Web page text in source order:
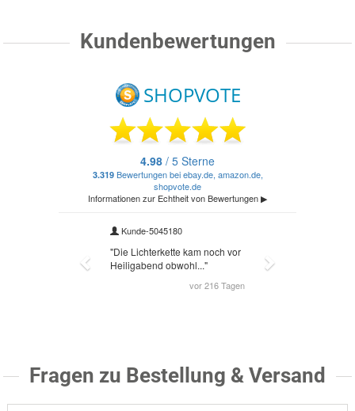
Kundenbewertungen
Fragen zu Bestellung & Versand